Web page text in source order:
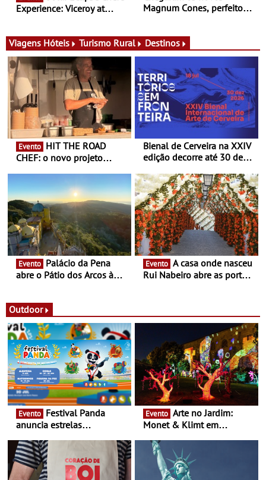
Experience: Viceroy at
exclusiva
Magnum Cones, perfeitos
Viagens Hóteis Turismo Rural Destinos
Evento
CHEF: o novo projeto
Queiroz Ribeiro - Um novo
conceito gastronómico
itinerante que percorre
Portugal
Bienal de Cerveira na XXIV
edição decorre até 30 de
enquanto “Territórios sem
Fronteira”
Evento
abre o Pátio dos Arcos à
Evento
Rui Nabeiro abre as portas
16 de agosto
Outdoor
Evento
anuncia estrelas
- Entre Junho e Julho pelo
país
Evento
Monet & Klimt em
ao final de Setembro -
Experiência luminosa no
jardim do Museu de